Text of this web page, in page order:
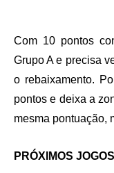
Com 10 pontos
Grupo A e precisa
o rebaixamento.
pontos e deixa a
mesma pontuação,
PRÓXIMOS JOGOS